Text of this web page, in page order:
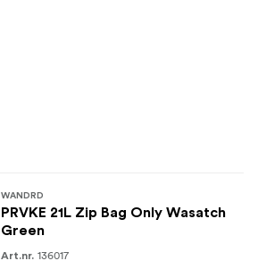
WANDRD
PRVKE 21L Zip Bag Only Wasatch
Green
Art.nr. 136017